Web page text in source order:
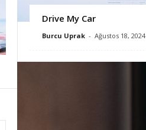
Drive My Car
Burcu Uprak - Ağustos 18, 2024